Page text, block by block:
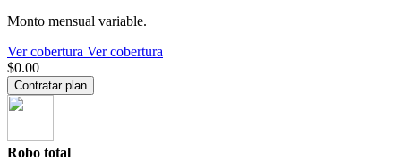
Monto mensual variable.
Ver cobertura Ver cobertura
$0.00
Contratar plan
Robo total